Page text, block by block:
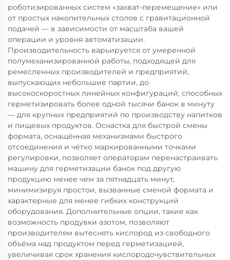
роботизированных систем «захват-перемещение» или
от простых накопительных столов с гравитационной
подачей — в зависимости от масштаба вашей
операции и уровня автоматизации.
Производительность варьируется от умеренной
полумеханизированной работы, подходящей для
ремесленных производителей и предприятий,
выпускающих небольшие партии, до
высокоскоростных линейных конфигураций, способных
герметизировать более одной тысячи банок в минуту
— для крупных предприятий по производству напитков
и пищевых продуктов. Оснастка для быстрой смены
формата, оснащённая механизмами быстрого
отсоединения и чётко маркированными точками
регулировки, позволяет операторам перенастраивать
машину для герметизации банок под другую
продукцию менее чем за пятнадцать минут,
минимизируя простои, вызванные сменой формата и
характерные для менее гибких конструкций
оборудования. Дополнительные опции, такие как
возможность продувки азотом, позволяют
производителям вытеснять кислород из свободного
объёма над продуктом перед герметизацией,
увеличивая срок хранения кислородочувствительных